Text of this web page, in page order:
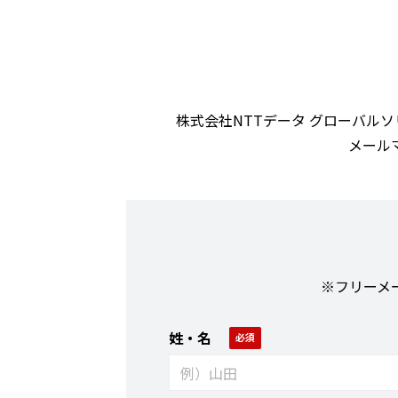
株式会社NTTデータ グローバル
メール
※フリーメ
姓・名